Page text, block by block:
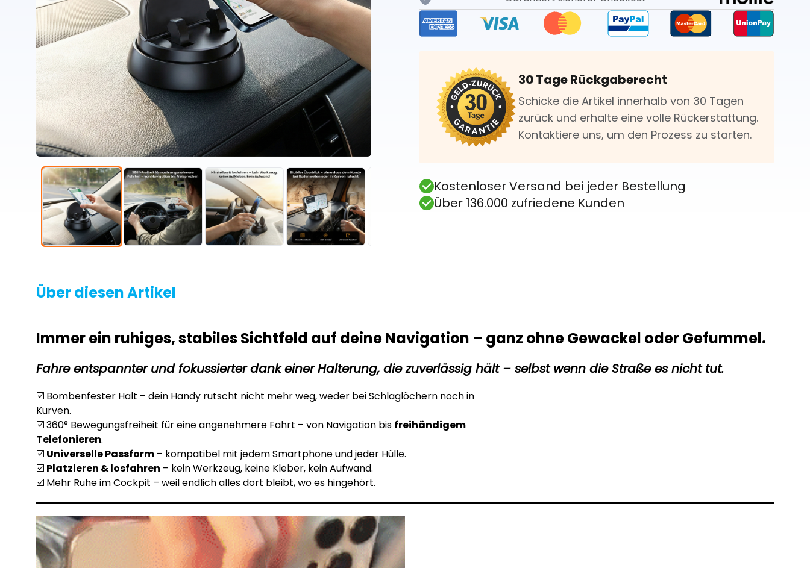
30 Tage Rückgaberecht
Schicke die Artikel innerhalb von 30 Tagen
zurück und erhalte eine volle Rückerstattung.
Kontaktiere uns, um den Prozess zu starten.
Kostenloser Versand bei jeder Bestellung
Über 136.000 zufriedene Kunden
Über diesen Artikel
Immer ein ruhiges, stabiles Sichtfeld auf deine Navigation – ganz ohne Gewackel oder Gefummel.
Fahre entspannter und fokussierter dank einer Halterung, die zuverlässig hält – selbst wenn die Straße es nicht tut.
☑️ Bombenfester Halt – dein Handy rutscht nicht mehr weg, weder bei Schlaglöchern noch in
Kurven.
☑️ 360° Bewegungsfreiheit für eine angenehmere Fahrt – von Navigation bis freihändigem
Telefonieren.
☑️ Universelle Passform – kompatibel mit jedem Smartphone und jeder Hülle.
☑️ Platzieren & losfahren – kein Werkzeug, keine Kleber, kein Aufwand.
☑️ Mehr Ruhe im Cockpit – weil endlich alles dort bleibt, wo es hingehört.